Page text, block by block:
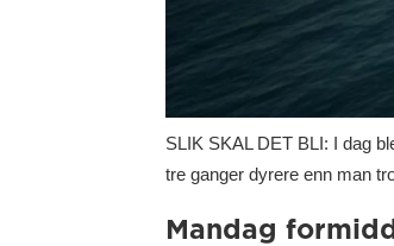
SLIK SKAL DET BLI: I dag
tre ganger dyrere enn man
Mandag